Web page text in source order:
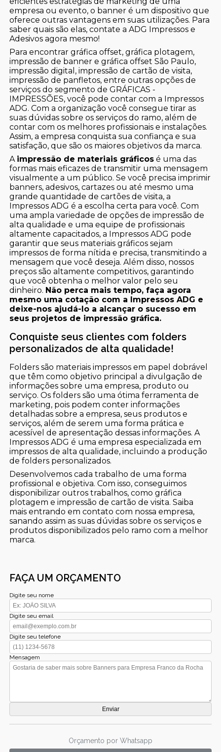
empresa ou evento, o banner é um dispositivo que
oferece outras vantagens em suas utilizações. Para
saber quais são elas, contate a ADG Impressos e
Adesivos agora mesmo!
Para encontrar gráfica offset, gráfica plotagem,
impressão de banner e gráfica offset São Paulo,
impressão digital, impressão de cartão de visita,
impressão de panfletos, entre outras opções de
serviços do segmento de GRÁFICAS -
IMPRESSÕES, você pode contar com a Impressos
ADG. Com a organização você consegue tirar as
suas dúvidas sobre os serviços do ramo, além de
contar com os melhores profissionais e instalações.
Assim, a empresa conquista sua confiança e sua
satisfação, que são os maiores objetivos da marca.
A impressão de materiais gráficos é uma das
formas mais eficazes de transmitir uma mensagem
visualmente a um público. Se você precisa imprimir
banners, adesivos, cartazes ou até mesmo uma
grande quantidade de cartões de visita, a
Impressos ADG é a escolha certa para você. Com
uma ampla variedade de opções de impressão de
alta qualidade e uma equipe de profissionais
altamente capacitados, a Impressos ADG pode
garantir que seus materiais gráficos sejam
impressos de forma nítida e precisa, transmitindo a
mensagem que você deseja. Além disso, nossos
preços são altamente competitivos, garantindo
que você obtenha o melhor valor pelo seu
dinheiro. Não perca mais tempo, faça agora
mesmo uma cotação com a Impressos ADG e
deixe-nos ajudá-lo a alcançar o sucesso em
seus projetos de impressão gráfica.
Conquiste seus clientes com folders
personalizados de alta qualidade!
Folders são materiais impressos em papel dobrável
que têm como objetivo principal a divulgação de
informações sobre uma empresa, produto ou
serviço. Os folders são uma ótima ferramenta de
marketing, pois podem conter informações
detalhadas sobre a empresa, seus produtos e
serviços, além de serem uma forma prática e
acessível de apresentação dessas informações. A
Impressos ADG é uma empresa especializada em
impressos de alta qualidade, incluindo a produção
de folders personalizados.
Desenvolvemos cada trabalho de uma forma
profissional e objetiva. Com isso, conseguimos
disponibilizar outros trabalhos, como gráfica
plotagem e impressão de cartão de visita. Saiba
mais entrando em contato com nossa empresa,
sanando assim as suas dúvidas sobre os serviços e
produtos disponibilizados pelo ramo com a melhor
marca.
FAÇA UM ORÇAMENTO
Digite seu nome
Digite seu email
Digite seu telefone
Mensagem
Orçamento por Whatsapp